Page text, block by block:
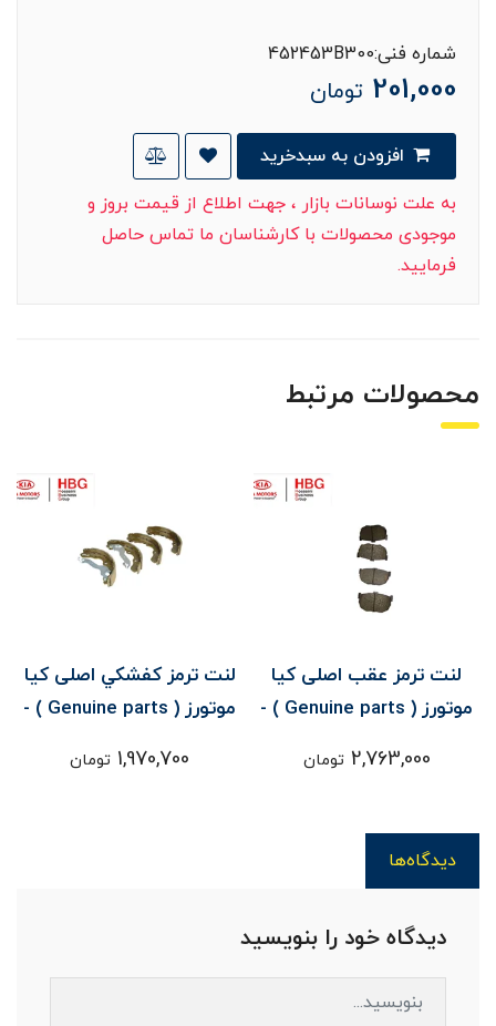
شماره فنی:452453B300
201,000 تومان
به علت نوسانات بازار ، جهت اطلاع از قیمت بروز و
موجودی محصولات با کارشناسان ما تماس حاصل
فرمایید.
محصولات مرتبط
لنت ترمز عقب اصلی کیا
موتورز ( Genuine parts ) -
2,763,000 تومان
لنت ترمز کفشکي اصلی کیا
موتورز ( Genuine parts ) -
1,970,700 تومان
دیدگاه‌ها
دیدگاه خود را بنویسید